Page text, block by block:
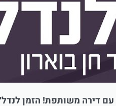
דירה משותפת! הזמן